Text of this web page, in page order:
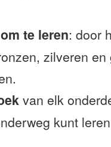
te leren: door
zilveren en
van elk
kunt